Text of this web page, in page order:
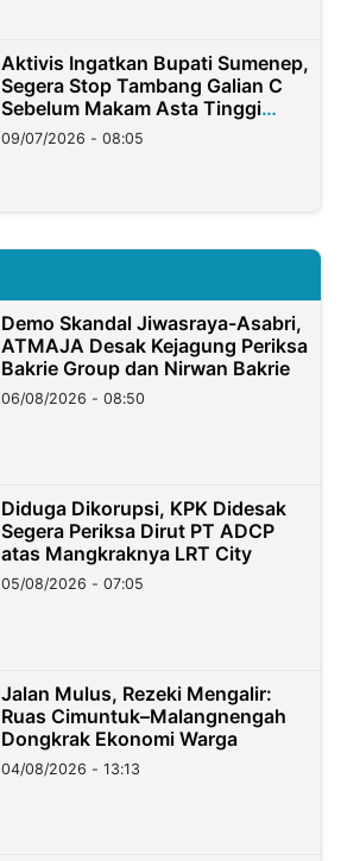
Aktivis Ingatkan Bupati Sumenep,
Segera Stop Tambang Galian C
Sebelum Makam Asta Tinggi
Longsor
09/07/2026 - 08:05
Demo Skandal Jiwasraya-Asabri,
ATMAJA Desak Kejagung Periksa
Bakrie Group dan Nirwan Bakrie
06/08/2026 - 08:50
Diduga Dikorupsi, KPK Didesak
Segera Periksa Dirut PT ADCP
atas Mangkraknya LRT City
05/08/2026 - 07:05
Jalan Mulus, Rezeki Mengalir:
Ruas Cimuntuk–Malangnengah
Dongkrak Ekonomi Warga
04/08/2026 - 13:13